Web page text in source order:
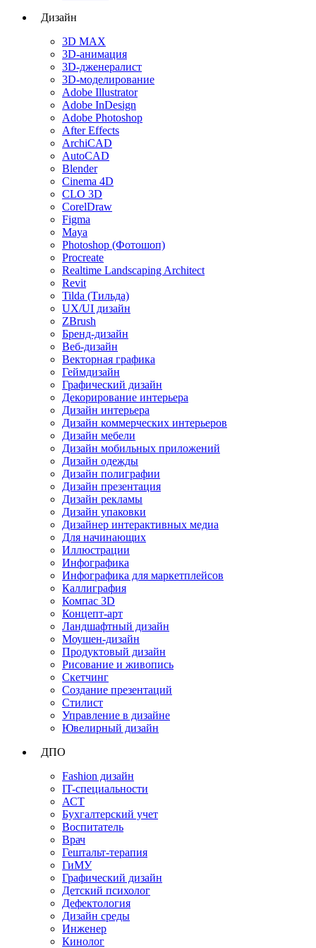
Дизайн
3D MAX
3D-анимация
3D-дженералист
3D-моделирование
Adobe Illustrator
Adobe InDesign
Adobe Photoshop
After Effects
ArchiCAD
AutoCAD
Blender
Cinema 4D
CLO 3D
CorelDraw
Figma
Maya
Photoshop (Фотошоп)
Procreate
Realtime Landscaping Architect
Revit
Tilda (Тильда)
UX/UI дизайн
ZBrush
Бренд-дизайн
Веб-дизайн
Векторная графика
Геймдизайн
Графический дизайн
Декорирование интерьера
Дизайн интерьера
Дизайн коммерческих интерьеров
Дизайн мебели
Дизайн мобильных приложений
Дизайн одежды
Дизайн полиграфии
Дизайн презентация
Дизайн рекламы
Дизайн упаковки
Дизайнер интерактивных медиа
Для начинающих
Иллюстрации
Инфографика
Инфографика для маркетплейсов
Каллиграфия
Компас 3D
Концепт-арт
Ландшафтный дизайн
Моушен-дизайн
Продуктовый дизайн
Рисование и живопись
Скетчинг
Создание презентаций
Стилист
Управление в дизайне
Ювелирный дизайн
ДПО
Fashion дизайн
IT-специальности
АСТ
Бухгалтерский учет
Воспитатель
Врач
Гештальт-терапия
ГиМУ
Графический дизайн
Детский психолог
Дефектология
Дизайн среды
Инженер
Кинолог